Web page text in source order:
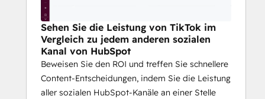
Sehen Sie die Leistung von TikTok im
Vergleich zu jedem anderen sozialen
Kanal von HubSpot
Beweisen Sie den ROI und treffen Sie schnellere
Content-Entscheidungen, indem Sie die Leistung
aller sozialen HubSpot-Kanäle an einer Stelle